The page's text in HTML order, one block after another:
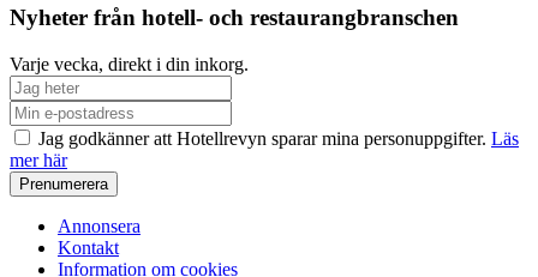
Nyheter från hotell- och restaurangbranschen
Varje vecka, direkt i din inkorg.
Jag godkänner att Hotellrevyn sparar mina personuppgifter. Läs
mer här
Annonsera
Kontakt
Information om cookies